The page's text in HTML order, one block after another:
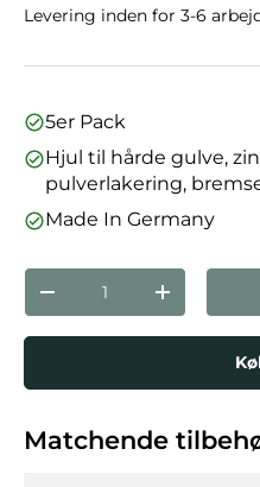
Levering inden for 3-6
5er Pack
Hjul til hårde gulve,
pulverlakering,
Made In Germany
Antal
Reducer mængden
Forøg
Matchende